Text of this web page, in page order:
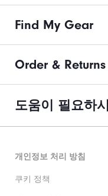
Find My Gear
Order & Returns
도움이 필요하
개인정보 처리 방침
쿠키 정책